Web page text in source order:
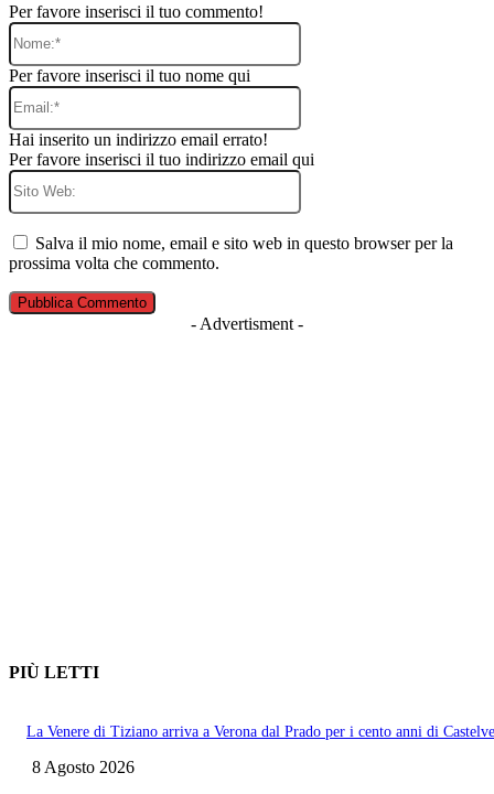
Per favore inserisci il tuo commento!
Nome:*
Per favore inserisci il tuo nome qui
Email:*
Hai inserito un indirizzo email errato!
Per favore inserisci il tuo indirizzo email qui
Sito
Salva il mio nome, email e sito web in questo browser per la
prossima volta che commento.
- Advertisment -
PIÙ LETTI
La Venere di Tiziano arriva a Verona dal Prado per i cento anni di
8 Agosto 2026